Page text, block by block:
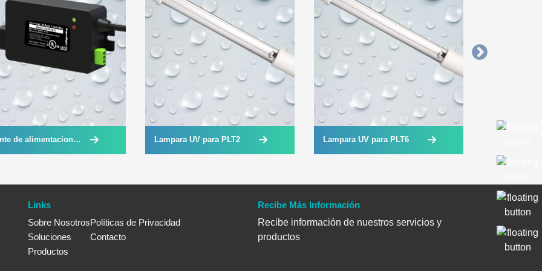
de alimentacion
Lampara UV para PLT2 Lampara UV para PLT6
Links
Sobre Nosotros
Soluciones
Productos
Políticas de Privacidad
Contacto
Recibe Más Información
Recibe información de nuestros servicios y
productos